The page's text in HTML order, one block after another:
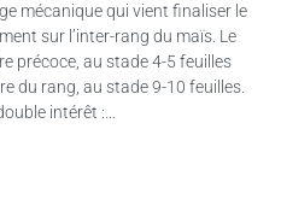
mécanique qui vient finaliser le
sur l’inter-rang du maïs. Le
précoce, au stade 4-5 feuilles
du rang, au stade 9-10 feuilles.
intérêt :…